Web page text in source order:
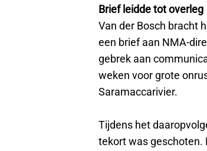
Brief leidde tot overleg
Van der Bosch bracht
een brief aan NMA-
gebrek aan
weken voor grote
Saramaccarivier.
Tijdens het
tekort was geschoten.